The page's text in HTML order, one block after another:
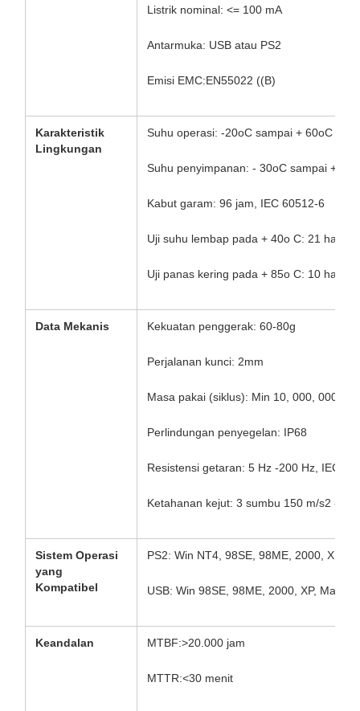
Listrik nominal: <= 100 mA
Antarmuka: USB atau PS2
Emisi EMC:EN55022 ((B)
Karakteristik
Lingkungan
Suhu operasi: -20oC sampai + 60oC
Suhu penyimpanan: - 30oC sampai +
Kabut garam: 96 jam, IEC 60512-6
Uji suhu lembap pada + 40o C: 21 hari,
Uji panas kering pada + 85o C: 10 hari,
Data Mekanis Kekuatan penggerak: 60-80g
Perjalanan kunci: 2mm
Masa pakai (siklus): Min 10, 000, 000
Perlindungan penyegelan: IP68
Resistensi getaran: 5 Hz -200 Hz, IEC
Ketahanan kejut: 3 sumbu 150 m/s2 -11
Sistem Operasi
yang
Kompatibel
PS2: Win NT4, 98SE, 98ME, 2000, XP
USB: Win 98SE, 98ME, 2000, XP, Mac
Keandalan MTBF:>20.000 jam
MTTR:<30 menit